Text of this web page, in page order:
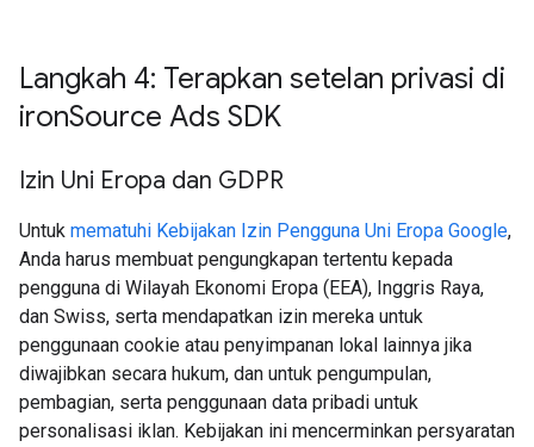
Langkah 4: Terapkan setelan privasi di
ironSource Ads SDK
Izin Uni Eropa dan GDPR
Untuk mematuhi Kebijakan Izin Pengguna Uni Eropa Google,
Anda harus membuat pengungkapan tertentu kepada
pengguna di Wilayah Ekonomi Eropa (EEA), Inggris Raya,
dan Swiss, serta mendapatkan izin mereka untuk
penggunaan cookie atau penyimpanan lokal lainnya jika
diwajibkan secara hukum, dan untuk pengumpulan,
pembagian, serta penggunaan data pribadi untuk
personalisasi iklan. Kebijakan ini mencerminkan persyaratan